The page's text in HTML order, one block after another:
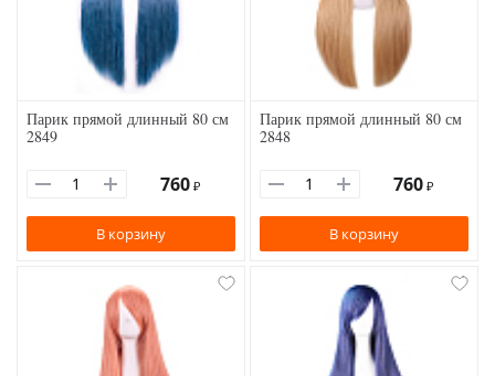
Парик прямой длинный 80 см
2849
760 ₽
В корзину
Парик прямой длинный 80 см
2848
760 ₽
В корзину